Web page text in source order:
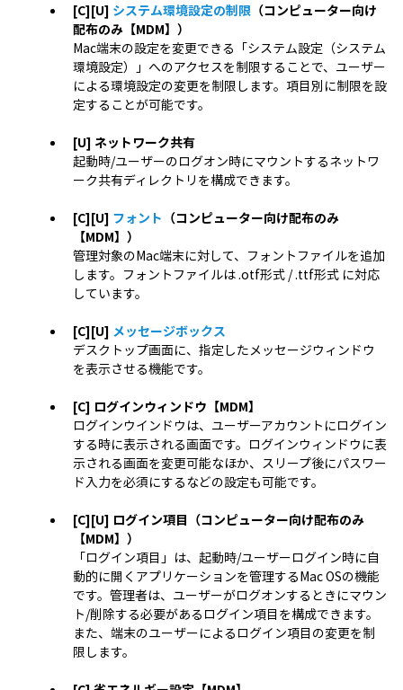
[C][U] システム環境設定の制限（コンピューター向け
配布のみ【MDM】）
Mac端末の設定を変更できる「システム設定（システム
環境設定）」へのアクセスを制限することで、ユーザー
による環境設定の変更を制限します。項目別に制限を設
定することが可能です。
[U] ネットワーク共有
起動時/ユーザーのログオン時にマウントするネットワ
ーク共有ディレクトリを構成できます。
[C][U] フォント （コンピューター向け配布のみ
【MDM】）
管理対象のMac端末に対して、フォントファイルを追加
します。フォントファイルは .otf形式 / .ttf形式 に対応
しています。
[C][U] メッセージボックス
デスクトップ画面に、指定したメッセージウィンドウ
を表示させる機能です。
[C] ログインウィンドウ【MDM】
ログインウインドウは、ユーザーアカウントにログイン
する時に表示される画面です。ログインウィンドウに表
示される画面を変更可能なほか、スリープ後にパスワー
ド入力を必須にするなどの設定も可能です。
[C][U] ログイン項目（コンピューター向け配布のみ
【MDM】）
「ログイン項目」は、起動時/ユーザーログイン時に自
動的に開くアプリケーションを管理するMac OSの機能
です。管理者は、ユーザーがログオンするときにマウン
ト/削除する必要があるログイン項目を構成できます。
また、端末のユーザーによるログイン項目の変更を制
限します。